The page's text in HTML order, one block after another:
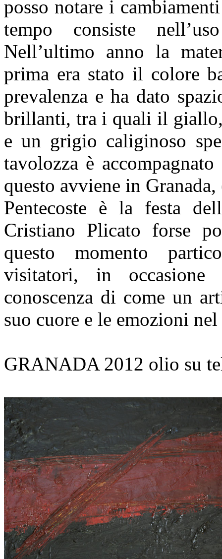
posso notare i
tempo consiste
Nell’ultimo anno la
prima era stato il colore
prevalenza e ha dato
brillanti, tra i quali il
e un grigio caliginoso
tavolozza è
questo avviene in
Pentecoste è la festa
Cristiano Plicato forse
questo momento
visitatori, in occasione
conoscenza di come un
suo cuore e le emozioni
GRANADA 2012 olio su